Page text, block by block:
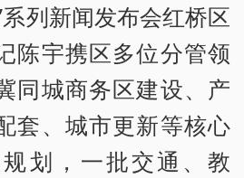
系列新闻发布会红桥区
陈宇携区多位分管领
同城商务区建设、产
套、城市更新等核心
划，一批交通、教